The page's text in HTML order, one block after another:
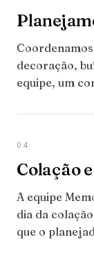
decoração,
equipe, um
04
Colação
A equipe
dia da
que o